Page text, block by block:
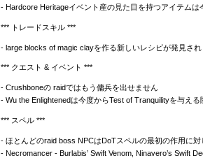
- Hardcore Heritageイベント産の見た目を持つアイテムは
*** トレードスキル ***
- large blocks of magic clayを作る新しいレシピが発見され
*** クエスト & イベント ***
- Crushboneの raidではもう傭兵を出せません
- Wu the Enlightenedは今度からTest of Tranquilityを与え
*** スペル ***
- ほとんどのraid boss NPCはDoTスペルの最初の作用に
- Necromancer - Burlabis’ Swift Venom, Ninavero’s Swift